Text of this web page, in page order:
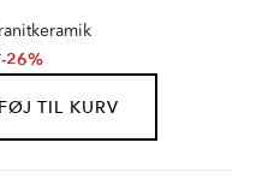
-26%
TIL KURV